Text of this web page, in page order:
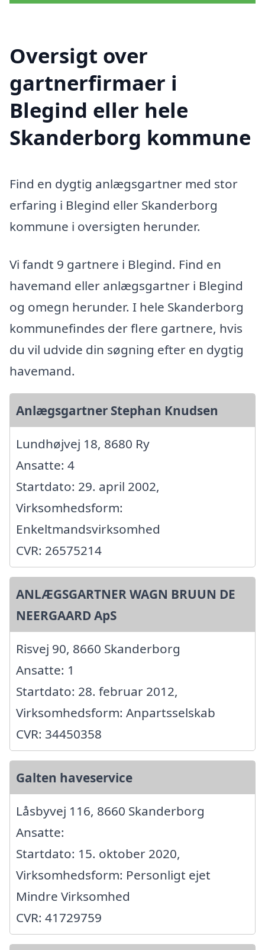
Oversigt over
gartnerfirmaer i
Blegind eller hele
Skanderborg kommune
Find en dygtig anlægsgartner med stor
erfaring i Blegind eller Skanderborg
kommune i oversigten herunder.
Vi fandt 9 gartnere i Blegind. Find en
havemand eller anlægsgartner i Blegind
og omegn herunder. I hele Skanderborg
kommunefindes der flere gartnere, hvis
du vil udvide din søgning efter en dygtig
havemand.
Anlægsgartner Stephan Knudsen
Lundhøjvej 18, 8680 Ry
Ansatte: 4
Startdato: 29. april 2002,
Virksomhedsform:
Enkeltmandsvirksomhed
CVR: 26575214
ANLÆGSGARTNER WAGN BRUUN DE
NEERGAARD ApS
Risvej 90, 8660 Skanderborg
Ansatte: 1
Startdato: 28. februar 2012,
Virksomhedsform: Anpartsselskab
CVR: 34450358
Galten haveservice
Låsbyvej 116, 8660 Skanderborg
Ansatte:
Startdato: 15. oktober 2020,
Virksomhedsform: Personligt ejet
Mindre Virksomhed
CVR: 41729759